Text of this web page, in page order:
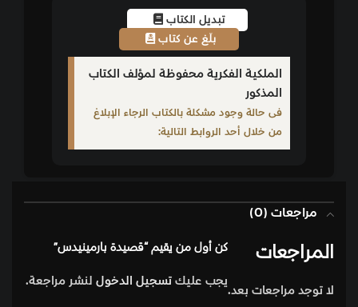
تبديل الكتاب
بلّغ عن كتاب
الملكية الفكرية محفوظة لمؤلف الكتاب
المذكور
فى حالة وجود مشكلة بالكتاب الرجاء الإبلاغ
من خلال أحد الروابط التالية:
مراجعات (0)
المراجعات
لا توجد مراجعات بعد.
كن أول من يقيم “قصيدة بارمينيدس”
يجب عليك تسجيل الدخول لنشر مراجعة.